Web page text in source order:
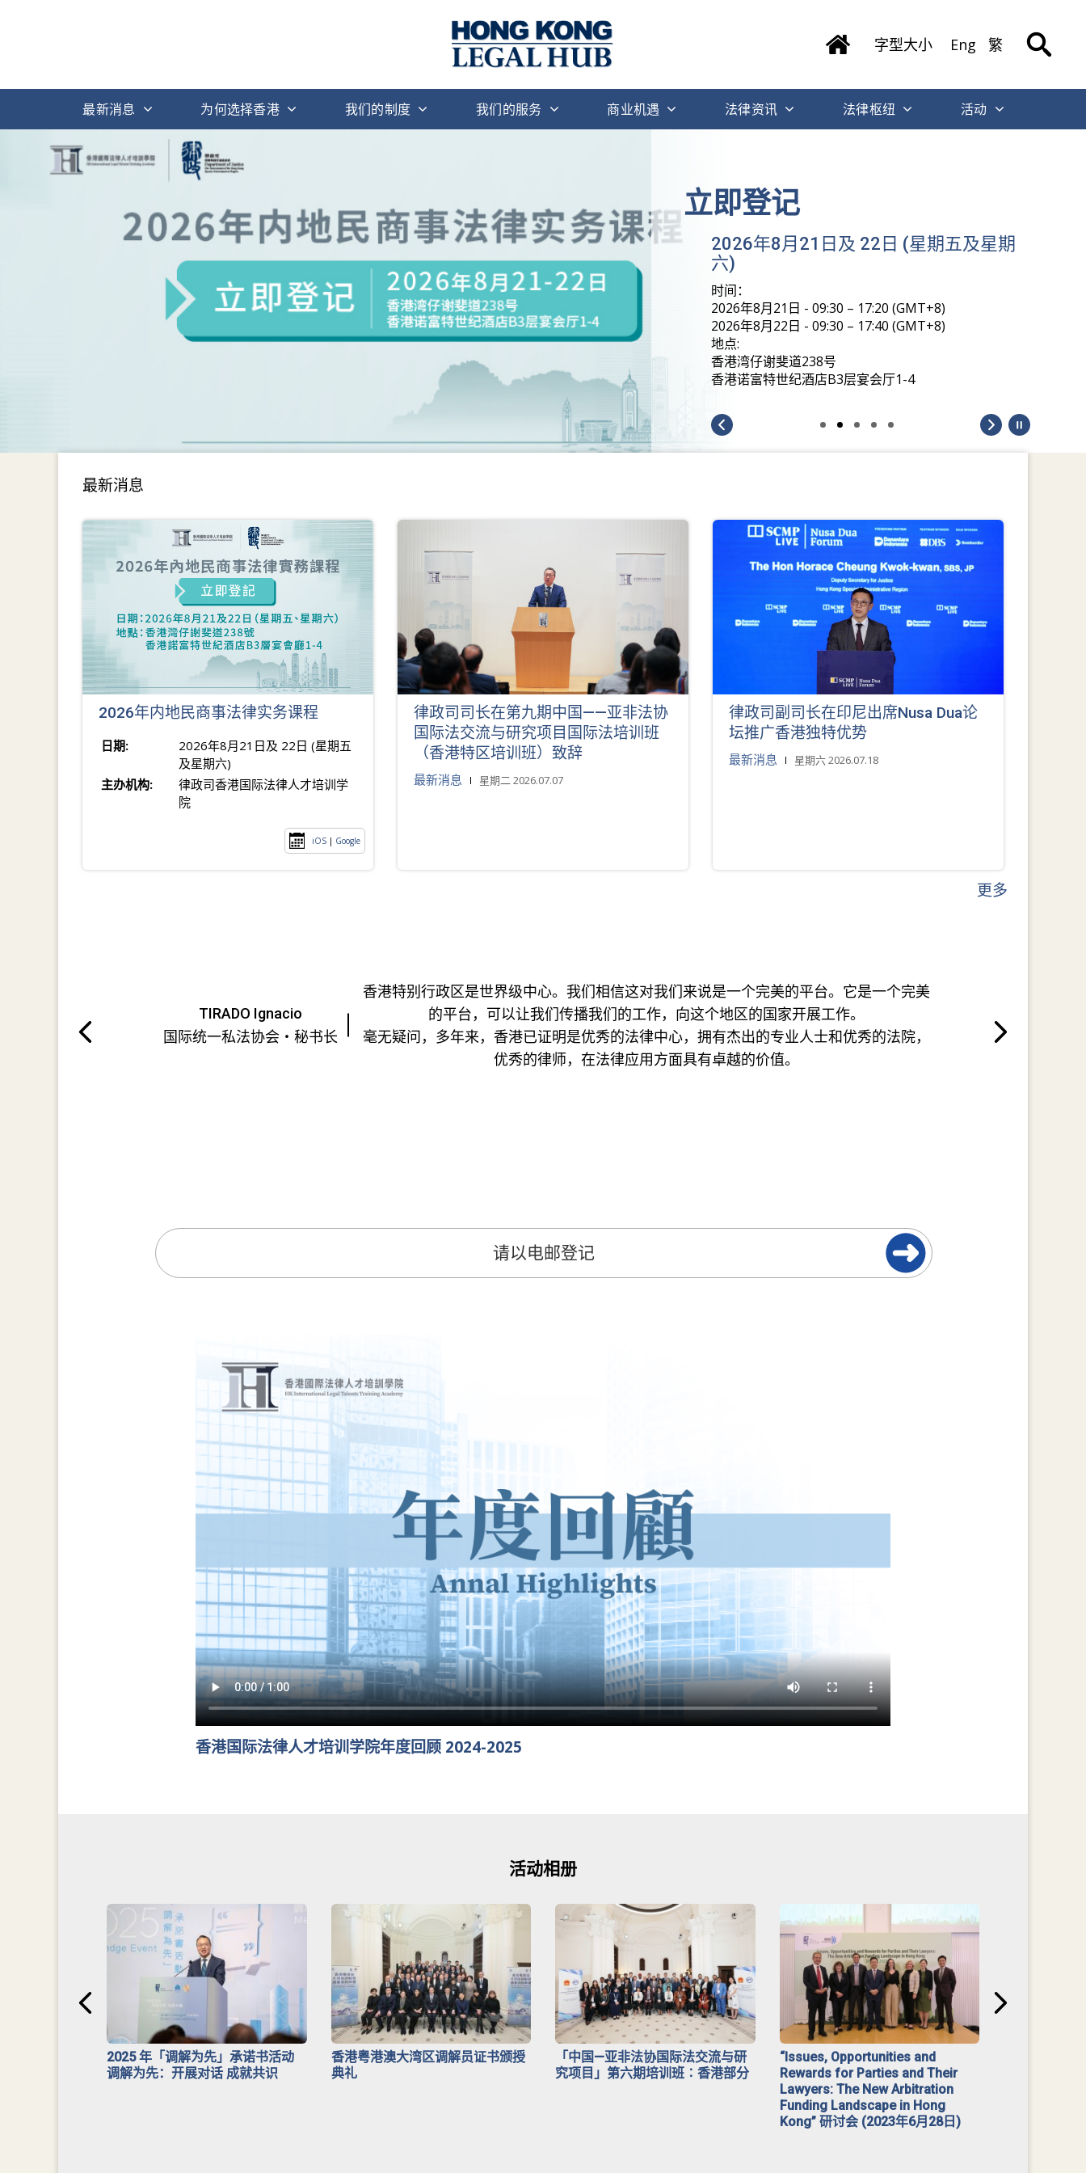
字型大小 Eng 繁
最新消息 为何选择香港 我们的制度 我们的服务 商业机遇 法律资讯 法律枢纽 活动
立即登记
2026年8月21日及 22日 (星期五及星期
六)
时间：
2026年8月21日 - 09:30 – 17:20 (GMT+8)
2026年8月22日 - 09:30 – 17:40 (GMT+8)
地点:
香港湾仔谢斐道238号
香港诺富特世纪酒店B3层宴会厅1-4
最新消息
2026年内地民商事法律实务课程
日期:
2026年8月21日及 22日 (星期五
及星期六)
主办机构:
律政司香港国际法律人才培训学
院
iOS | Google
律政司司长在第九期中国——亚非法协
国际法交流与研究项目国际法培训班
（香港特区培训班）致辞
最新消息 星期二 2026.07.07
律政司副司长在印尼出席Nusa Dua论
坛推广香港独特优势
最新消息 星期六 2026.07.18
更多
TIRADO Ignacio
国际统一私法协会・秘书长
香港特别行政区是世界级中心。我们相信这对我们来说是一个完美的平台。它是一个完美
的平台，可以让我们传播我们的工作，向这个地区的国家开展工作。
毫无疑问，多年来，香港已证明是优秀的法律中心，拥有杰出的专业人士和优秀的法院，
优秀的律师，在法律应用方面具有卓越的价值。
香港国际法律人才培训学院年度回顾 2024-2025
活动相册
2025 年「调解为先」承诺书活动
调解为先：开展对话 成就共识
香港粤港澳大湾区调解员证书颁授
典礼
「中国—亚非法协国际法交流与研
究项目」第六期培训班∶香港部分
“Issues, Opportunities and
Rewards for Parties and Their
Lawyers: The New Arbitration
Funding Landscape in Hong
Kong” 研讨会 (2023年6月28日)